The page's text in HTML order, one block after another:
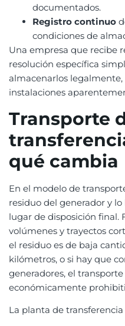
documentados.
Registro continuo
condiciones de
Una empresa que recibe
resolución específica
almacenarlos
instalaciones
Transporte
qué cambia
En el modelo de
residuo del generador y
lugar de disposición final.
volúmenes y trayectos
el residuo es de baja
kilómetros, o si hay que
generadores, el
económicamente
La planta de